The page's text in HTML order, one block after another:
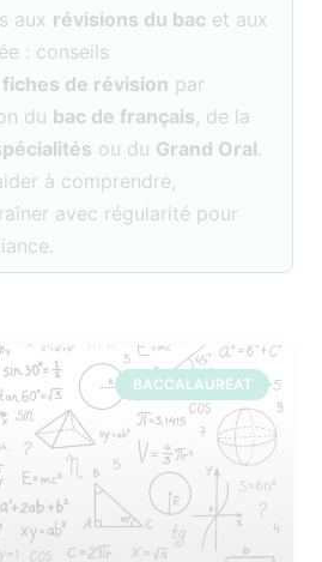
aux révisions du bac et aux
: conseils
fiches de révision par
du bac de français, de la
ou du Grand Oral.
à comprendre,
avec régularité pour
BACCALAURÉAT